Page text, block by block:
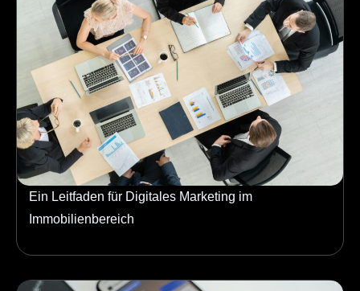
Ein Leitfaden für Digitales Marketing im
Immobilienbereich